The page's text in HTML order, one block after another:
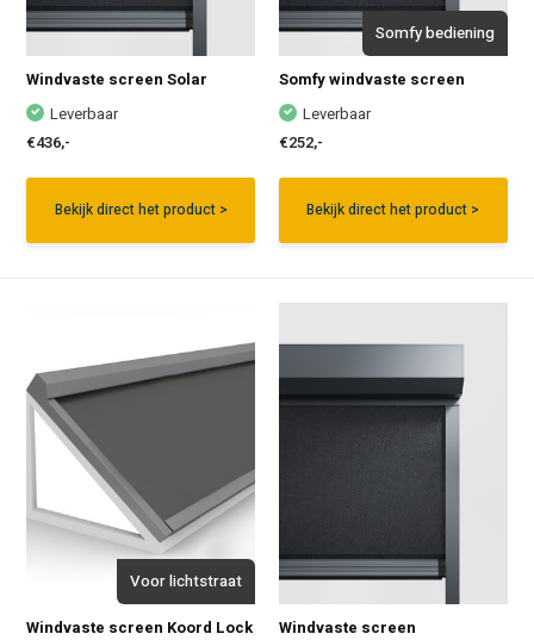
Windvaste screen Solar
Leverbaar
€436,-
Bekijk direct het product >
Somfy bediening
Somfy windvaste screen
Leverbaar
€252,-
Bekijk direct het product >
Voor lichtstraat
Windvaste screen Koord Lock
Windvaste screen